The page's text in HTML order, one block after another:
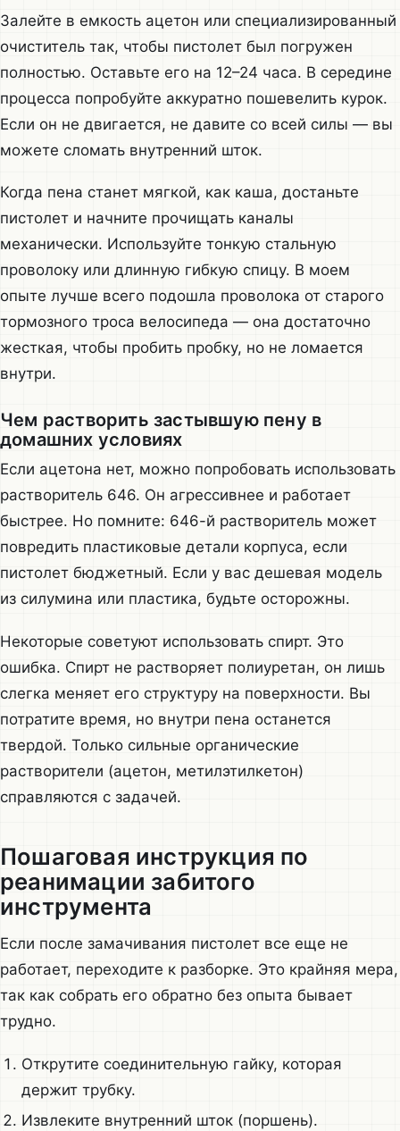
Залейте в емкость ацетон или специализированный
очиститель так, чтобы пистолет был погружен
полностью. Оставьте его на 12–24 часа. В середине
процесса попробуйте аккуратно пошевелить курок.
Если он не двигается, не давите со всей силы — вы
можете сломать внутренний шток.
Когда пена станет мягкой, как каша, достаньте
пистолет и начните прочищать каналы
механически. Используйте тонкую стальную
проволоку или длинную гибкую спицу. В моем
опыте лучше всего подошла проволока от старого
тормозного троса велосипеда — она достаточно
жесткая, чтобы пробить пробку, но не ломается
внутри.
Чем растворить застывшую пену в
домашних условиях
Если ацетона нет, можно попробовать использовать
растворитель 646. Он агрессивнее и работает
быстрее. Но помните: 646-й растворитель может
повредить пластиковые детали корпуса, если
пистолет бюджетный. Если у вас дешевая модель
из силумина или пластика, будьте осторожны.
Некоторые советуют использовать спирт. Это
ошибка. Спирт не растворяет полиуретан, он лишь
слегка меняет его структуру на поверхности. Вы
потратите время, но внутри пена останется
твердой. Только сильные органические
растворители (ацетон, метилэтилкетон)
справляются с задачей.
Пошаговая инструкция по
реанимации забитого
инструмента
Если после замачивания пистолет все еще не
работает, переходите к разборке. Это крайняя мера,
так как собрать его обратно без опыта бывает
трудно.
Открутите соединительную гайку, которая
держит трубку.
Извлеките внутренний шток (поршень).